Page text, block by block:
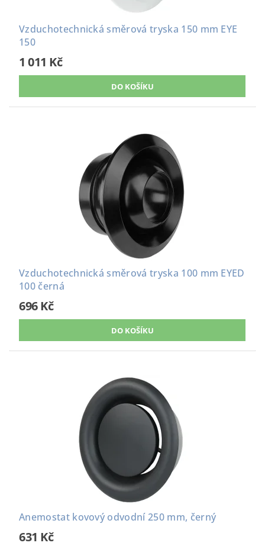
Vzduchotechnická směrová tryska 150 mm EYE
150
1 011 Kč
Vzduchotechnická směrová tryska 100 mm EYED
100 černá
696 Kč
Anemostat kovový odvodní 250 mm, černý
631 Kč